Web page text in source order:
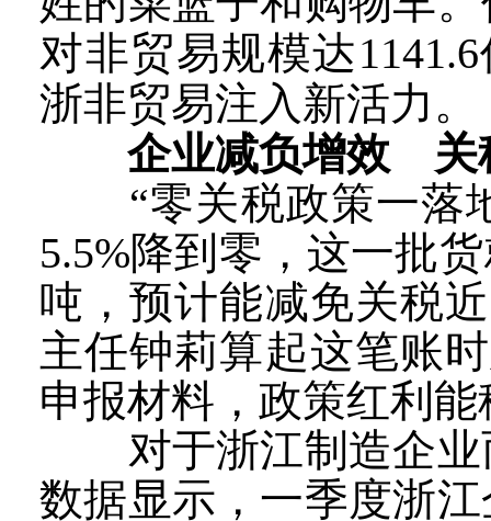
对非贸易规模达
浙非贸易注入新活力。
企业减负增效 关
“零关税政策一落地
5.5%降到零，这一批
吨，预计能减免关税
主任钟莉算起这笔账
申报材料，政策红利能
对于浙江制造企业
数据显示，一季度浙